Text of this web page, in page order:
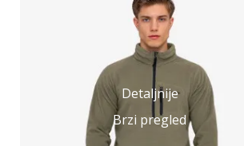
Detaljnije
Brzi pregled